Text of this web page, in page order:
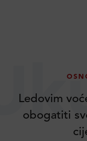
Ledovim
obogatiti